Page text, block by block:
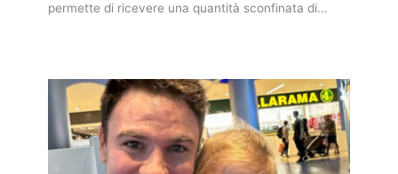
permette di ricevere una quantità sconfinata di…